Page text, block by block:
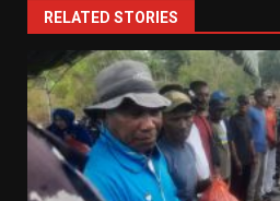
RELATED STORIES